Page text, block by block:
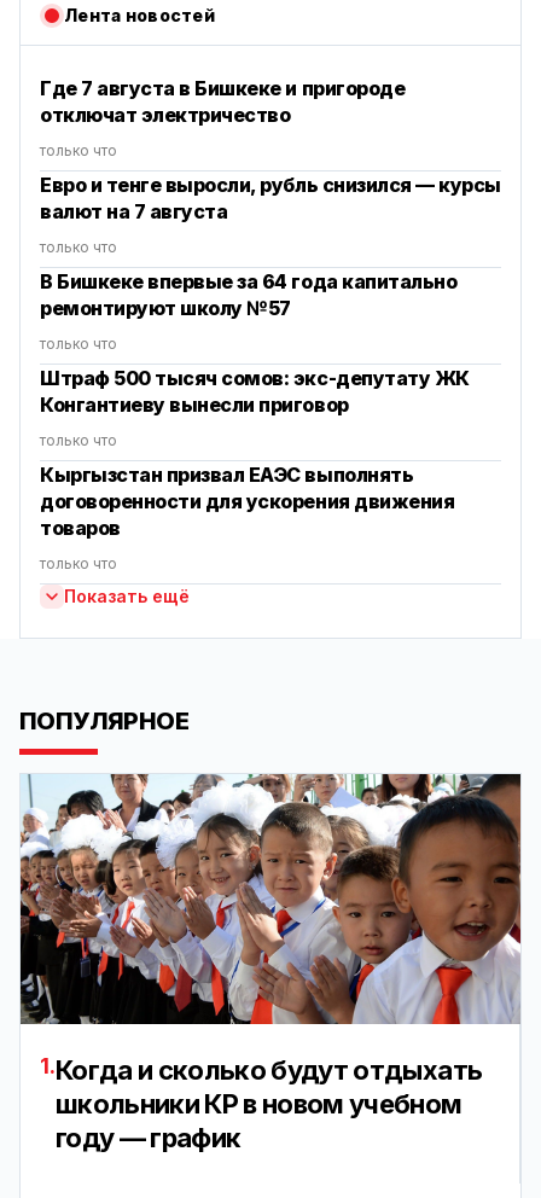
Лента новостей
Где 7 августа в Бишкеке и пригороде
отключат электричество
только что
Евро и тенге выросли, рубль снизился — курсы
валют на 7 августа
только что
В Бишкеке впервые за 64 года капитально
ремонтируют школу №57
только что
Штраф 500 тысяч сомов: экс-депутату ЖК
Конгантиеву вынесли приговор
только что
Кыргызстан призвал ЕАЭС выполнять
договоренности для ускорения движения
товаров
только что
Показать ещё
ПОПУЛЯРНОЕ
1.Когда и сколько будут отдыхать
школьники КР в новом учебном
году — график